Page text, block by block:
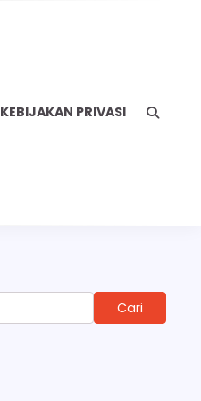
KEBIJAKAN PRIVASI
Cari